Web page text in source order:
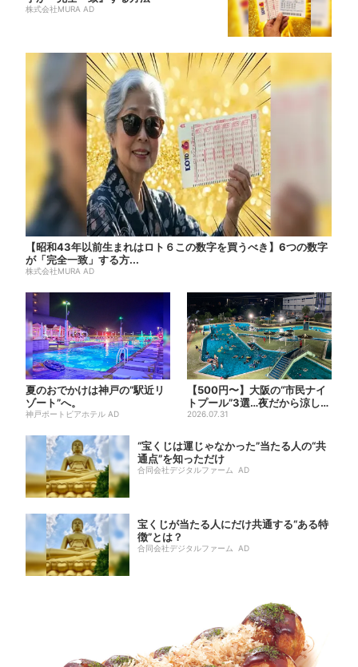
株式会社MURA AD
【昭和43年以前生まれはロト６この数字を買うべき】6つの数字
が「完全一致」する方...
株式会社MURA AD
夏のおでかけは神戸の”駅近リ
ゾート”へ。
神戸ポートピアホテル AD
【500円〜】大阪の“市民ナイ
トプール”3選…夜だから涼しい
＆コスパ最強
2026.07.31
“宝くじは運じゃなかった”当たる人の“共
通点”を知っただけ
合同会社デジタルファーム AD
宝くじが当たる人にだけ共通する“ある特
徴”とは？
合同会社デジタルファーム AD